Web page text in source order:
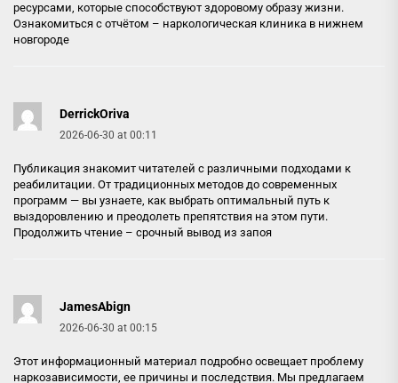
ресурсами, которые способствуют здоровому образу жизни.
Ознакомиться с отчётом – наркологическая клиника в нижнем
новгороде
DerrickOriva
2026-06-30 at 00:11
Публикация знакомит читателей с различными подходами к
реабилитации. От традиционных методов до современных
программ — вы узнаете, как выбрать оптимальный путь к
выздоровлению и преодолеть препятствия на этом пути.
Продолжить чтение – срочный вывод из запоя
JamesAbign
2026-06-30 at 00:15
Этот информационный материал подробно освещает проблему
наркозависимости, ее причины и последствия. Мы предлагаем